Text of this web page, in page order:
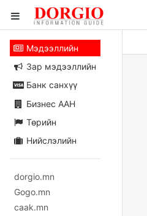
Мэдээллийн
Зар мэдээллийн
Банк санхүү
Бизнес ААН
Төрийн
Нийслэлийн
dorgio.mn
Gogo.mn
caak.mn